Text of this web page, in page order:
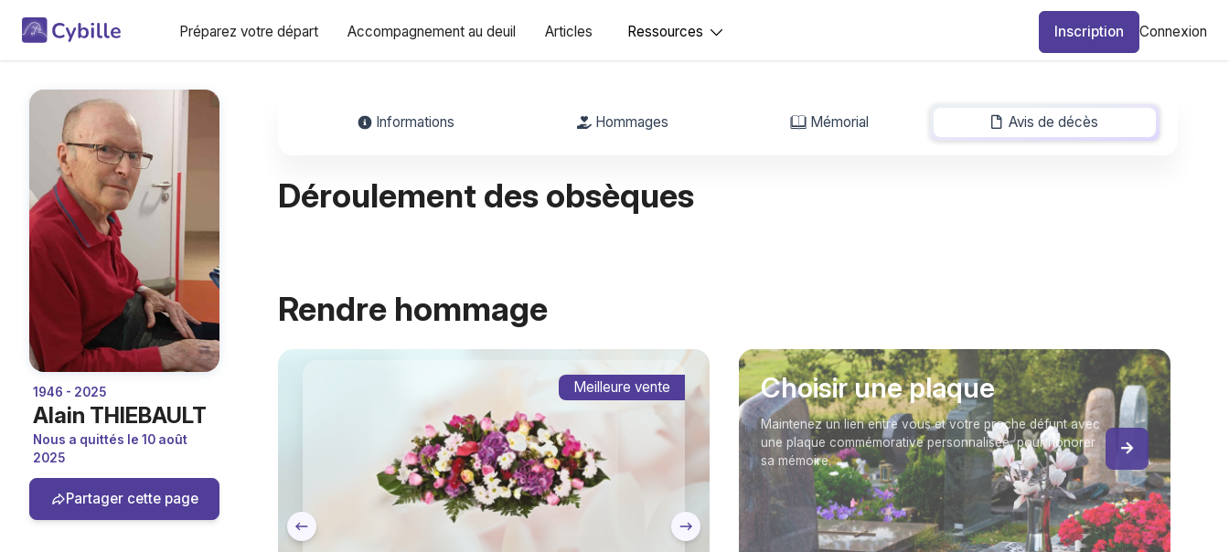
Préparez votre départ Accompagnement au deuil Articles Ressources Inscription Connexion
1946 - 2025
Alain THIEBAULT
Nous a quittés le 10 août
2025
Partager cette page
Informations Hommages Mémorial Avis de décès
-
Déroulement des obsèques
Rendre hommage
Meilleure vente Choisir une plaque
Maintenez un lien entre vous et votre proche défunt avec
une plaque commémorative personnalisée, pour honorer
sa mémoire.